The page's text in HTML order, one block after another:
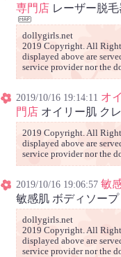
専門店 レーザー脱
dollygirls.net
2019 Copyright. All
displayed above are
service provider nor the
2019/10/16 19:14:11 オ
門店 オイリー肌 ク
2019 Copyright. All
displayed above are
service provider nor the
2019/10/16 19:06:57 敏
敏感肌 ボディソー
dollygirls.net
2019 Copyright. All
displayed above are
service provider nor the